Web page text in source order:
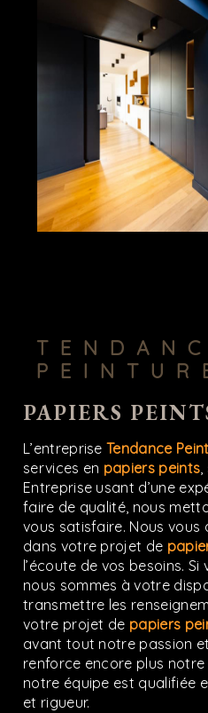
TENDANCE
PAPIERS
L’entrepriseTendance
services en papiers peints,
Entreprise usant d’une
faire de qualité, nous
vous satisfaire. Nous vous
dans votre projet de
l’écoute de vos besoins.
nous sommes à votre
transmettre les
votre projet de papiers
avant tout notre passion
renforce encore plus notre
notre équipe est qualifiée
et rigueur.